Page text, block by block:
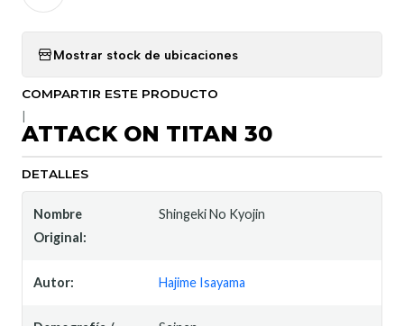
Mostrar stock de ubicaciones
COMPARTIR ESTE PRODUCTO
ATTACK ON TITAN 30
DETALLES
Nombre
Original:
Shingeki No Kyojin
Autor: Hajime Isayama